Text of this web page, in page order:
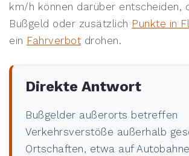
km/h können darüber entscheiden,
Bußgeld oder zusätzlich Punkte in
ein Fahrverbot drohen.
Direkte Antwort
Bußgelder außerorts betreffen
Verkehrsverstöße außerhalb
Ortschaften, etwa auf